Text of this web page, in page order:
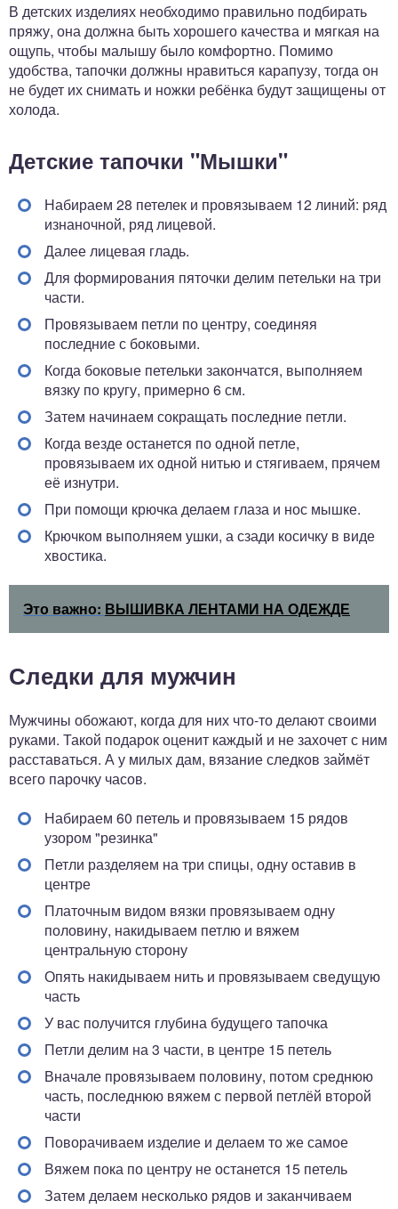
В детских изделиях необходимо правильно подбирать
пряжу, она должна быть хорошего качества и мягкая на
ощупь, чтобы малышу было комфортно. Помимо
удобства, тапочки должны нравиться карапузу, тогда он
не будет их снимать и ножки ребёнка будут защищены от
холода.
Детские тапочки "Мышки"
Набираем 28 петелек и провязываем 12 линий: ряд
изнаночной, ряд лицевой.
Далее лицевая гладь.
Для формирования пяточки делим петельки на три
части.
Провязываем петли по центру, соединяя
последние с боковыми.
Когда боковые петельки закончатся, выполняем
вязку по кругу, примерно 6 см.
Затем начинаем сокращать последние петли.
Когда везде останется по одной петле,
провязываем их одной нитью и стягиваем, прячем
её изнутри.
При помощи крючка делаем глаза и нос мышке.
Крючком выполняем ушки, а сзади косичку в виде
хвостика.
Это важно: ВЫШИВКА ЛЕНТАМИ НА ОДЕЖДЕ
Следки для мужчин
Мужчины обожают, когда для них что-то делают своими
руками. Такой подарок оценит каждый и не захочет с ним
расставаться. А у милых дам, вязание следков займёт
всего парочку часов.
Набираем 60 петель и провязываем 15 рядов
узором "резинка"
Петли разделяем на три спицы, одну оставив в
центре
Платочным видом вязки провязываем одну
половину, накидываем петлю и вяжем
центральную сторону
Опять накидываем нить и провязываем сведущую
часть
У вас получится глубина будущего тапочка
Петли делим на 3 части, в центре 15 петель
Вначале провязываем половину, потом среднюю
часть, последнюю вяжем с первой петлёй второй
части
Поворачиваем изделие и делаем то же самое
Вяжем пока по центру не останется 15 петель
Затем делаем несколько рядов и заканчиваем